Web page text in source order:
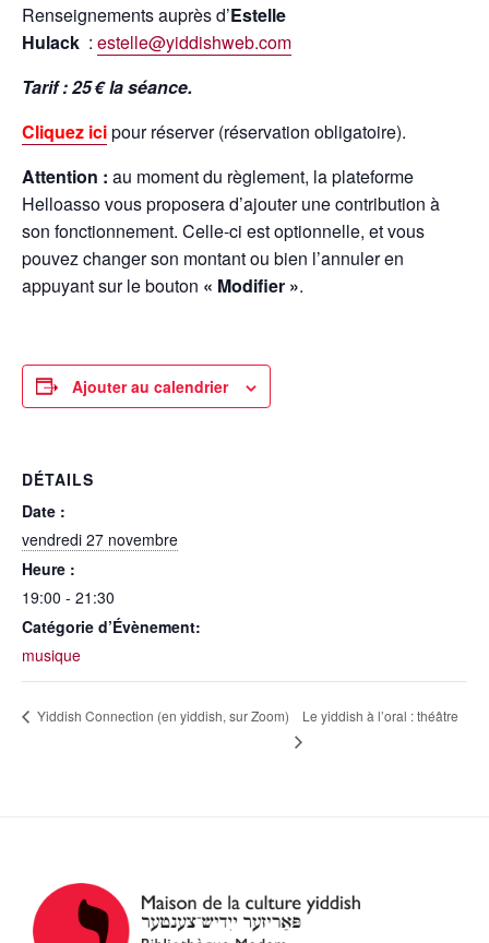
Renseignements auprès d’Estelle
Hulack : estelle@yiddishweb.com
Tarif : 25 € la séance.
Cliquez icipour réserver (réservation obligatoire).
Attention : au moment du règlement, la plateforme
Helloasso vous proposera d’ajouter une contribution à
son fonctionnement. Celle-ci est optionnelle, et vous
pouvez changer son montant ou bien l’annuler en
appuyant sur le bouton « Modifier ».
Ajouter au calendrier
DÉTAILS
Date :
vendredi 27 novembre
Heure :
19:00 - 21:30
Catégorie d’Évènement:
musique
Yiddish Connection (en yiddish, sur Zoom) Le yiddish à l’oral : théâtre